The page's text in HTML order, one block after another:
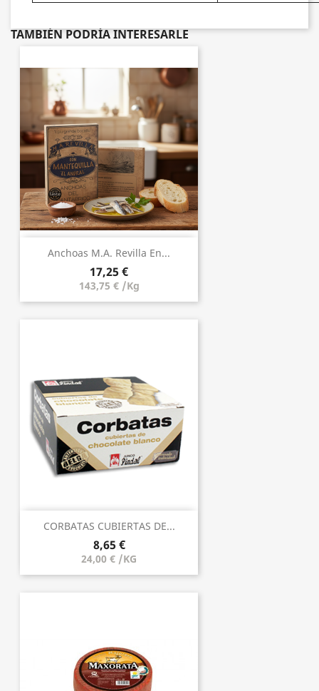
TAMBIÉN PODRÍA INTERESARLE
Anchoas M.A. Revilla En...
17,25 €
143,75 € /Kg
CORBATAS CUBIERTAS DE...
8,65 €
24,00 € /KG